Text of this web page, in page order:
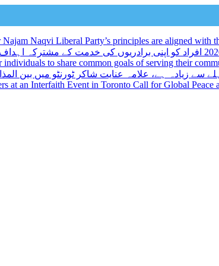
Naqvi Liberal Party’s principles are aligned with
to share common goals of serving their
سے زیادہ ہے، علامہ عنایت شاکر ٹورنٹو میں بین
at an Interfaith Event in Toronto Call for Global Peace